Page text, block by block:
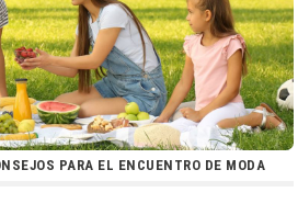
PARA EL ENCUENTRO DE MODA